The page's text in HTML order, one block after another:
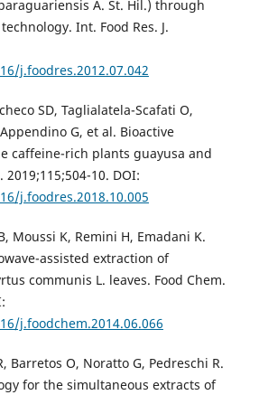
A. St. Hil.) through
Int. Food Res. J.
j.foodres.2012.07.042
SD, Taglialatela-Scafati O,
G, et al. Bioactive
caffeine-rich plants guayusa and
2019;115;504-10. DOI:
j.foodres.2018.10.005
Moussi K, Remini H, Emadani K.
assisted extraction of
communis L. leaves. Food Chem.
j.foodchem.2014.06.066
Barretos O, Noratto G, Pedreschi R.
for the simultaneous extracts of